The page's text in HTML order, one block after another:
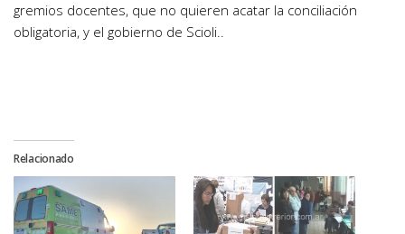
gremios docentes, que no quieren acatar la conciliación
obligatoria, y el gobierno de Scioli..
Relacionado